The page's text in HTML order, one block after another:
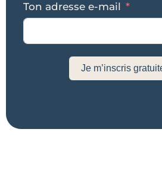
Ton adresse e-mail
Je m’inscris